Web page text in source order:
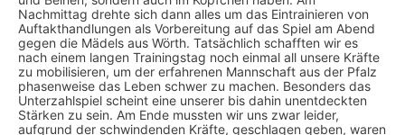
Nachmittag drehte sich dann alles um das Eintrainieren von
Auftakthandlungen als Vorbereitung auf das Spiel am Abend
gegen die Mädels aus Wörth. Tatsächlich schafften wir es
nach einem langen Trainingstag noch einmal all unsere Kräfte
zu mobilisieren, um der erfahrenen Mannschaft aus der Pfalz
phasenweise das Leben schwer zu machen. Besonders das
Unterzahlspiel scheint eine unserer bis dahin unentdeckten
Stärken zu sein. Am Ende mussten wir uns zwar leider,
aufgrund der schwindenden Kräfte, geschlagen geben, waren